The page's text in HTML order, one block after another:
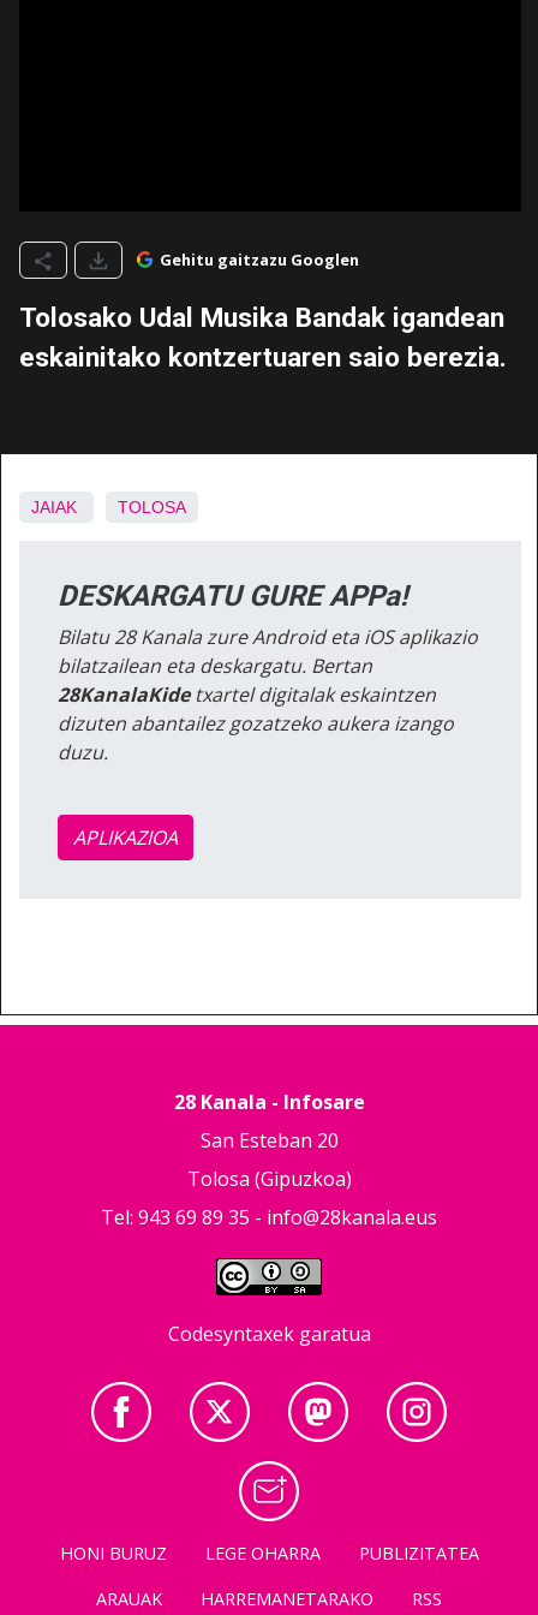
Gehitu gaitzazu Googlen
Tolosako Udal Musika Bandak igandean
eskainitako kontzertuaren saio berezia.
JAIAK TOLOSA
DESKARGATU GURE APPa!
Bilatu 28 Kanala zure Android eta iOS aplikazio
bilatzailean eta deskargatu. Bertan
28KanalaKidetxartel digitalak eskaintzen
dizuten abantailez gozatzeko aukera izango
duzu.
APLIKAZIOA
28 Kanala - Infosare
San Esteban 20
Tolosa (Gipuzkoa)
Tel: 943 69 89 35 - info@28kanala.eus
Codesyntaxek garatua
HONI BURUZ LEGE OHARRA
PUBLIZITATEA
ARAUAK
HARREMANETARAKO RSS